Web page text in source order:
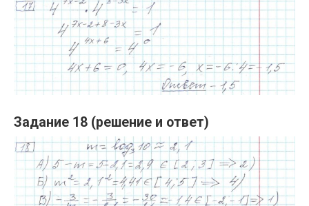
Задание 18 (решение и ответ)